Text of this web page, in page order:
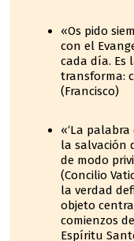
«Os pido
con el
cada día. Es
transforma:
(Francisco)
«‘La
la salvación
de modo
(Concilio
la verdad
objeto
comienzos
Espíritu